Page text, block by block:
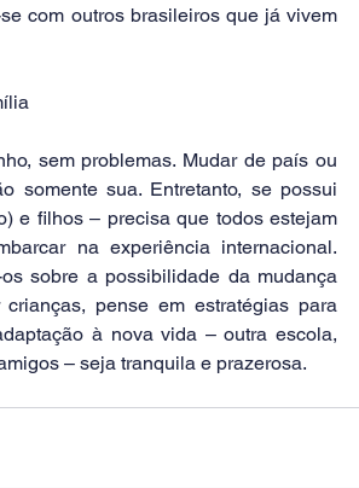
com outros brasileiros que já vivem
sem problemas. Mudar de país ou
somente sua. Entretanto, se possui
e filhos – precisa que todos estejam
na experiência internacional.
sobre a possibilidade da mudança
pense em estratégias para
à nova vida – outra escola,
– seja tranquila e prazerosa.